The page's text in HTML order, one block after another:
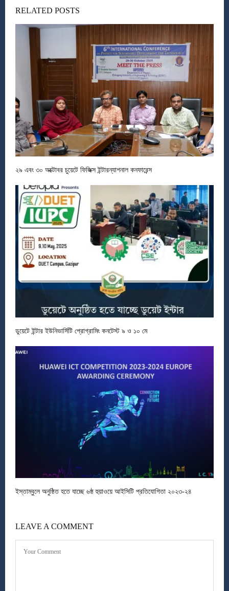
RELATED POSTS
২৯ এবং ৩০ অক্টোবর চুয়েটে ফিজিক্স ইন্টারন্যাশনাল কনফারেন্স
ডুয়েটে ইন্টার ইউনিভার্সিটি প্রোগ্রামিং কনটেস্ট ৯ ও ১০ মে
ইস্তাম্বুলে অনুষ্ঠিত হতে যাচ্ছে ৬ষ্ঠ হুয়াওয়ে আইসিটি প্রতিযোগিতা ২০২৩-২৪
LEAVE A COMMENT